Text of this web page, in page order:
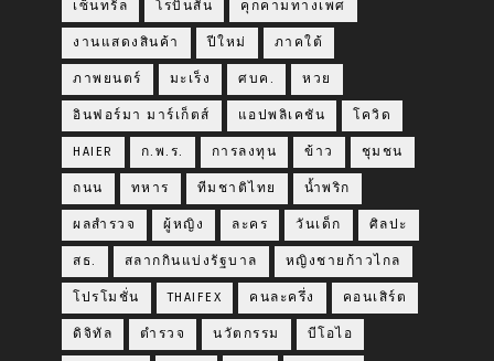
เซ็นทรัล โรบินสัน คุกคามทางเพศ
งานแสดงสินค้า ปีใหม่ ภาคใต้
ภาพยนตร์ มะเร็ง ศบค. หวย
อินฟอร์มา มาร์เก็ตส์ แอปพลิเคชัน โควิด
HAIER ก.พ.ร. การลงทุน ข้าว ชุมชน
ถนน ทหาร ทีมชาติไทย น้ำพริก
ผลสำรวจ ผู้หญิง ละคร วันเด็ก ศิลปะ
สธ. สลากกินแบ่งรัฐบาล หญิงชายก้าวไกล
โปรโมชั่น THAIFEX คนละครึ่ง คอนเสิร์ต
ดิจิทัล ตำรวจ นวัตกรรม บีโอไอ